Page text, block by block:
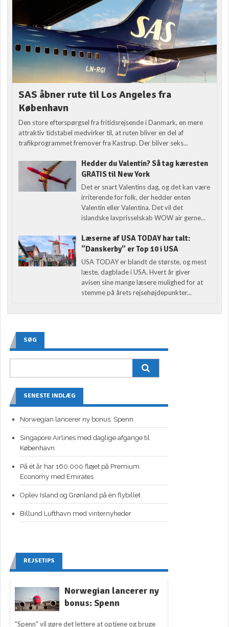
SAS åbner rute til Los Angeles fra
København
Den store efterspørgsel fra fritidsrejsende i Danmark, en mere
attraktiv tidstabel medvirker til, at ruten bliver en del af
trafikprogrammet fremover fra Kastrup. Der bliver seks...
Hedder du Valentin? Så tag kæresten
GRATIS til New York
Det er snart Valentins dag, og det kan være
irriterende for folk, der hedder enten
Valentin eller Valentina. Det vil det
islandske lavprisselskab WOW air gerne...
Læserne af USA TODAY har talt:
“Danskerby” er Top 10 i USA
USA TODAY er blandt de største, og mest
læste, dagblade i USA. Hvert år giver
avisen sine mange læsere mulighed for at
stemme på årets rejsehøjdepunkter...
SØG
SENESTE INDLÆG
Norwegian lancerer ny bonus: Spenn
Singapore Airlines med daglige afgange til
København
På ét år har 160.000 fløjet på Premium
Economy med Emirates
Oplev Island og Grønland på én flybillet
Billund Lufthavn med vinternyheder
REJSETIPS
Norwegian lancerer ny
bonus: Spenn
"Spenn" vil gøre det lettere at optjene og bruge